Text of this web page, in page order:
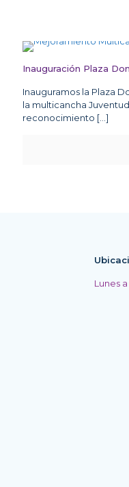
Inauguración Plaza
Inauguramos la Plaza
la multicancha
reconocimiento […]
Lunes